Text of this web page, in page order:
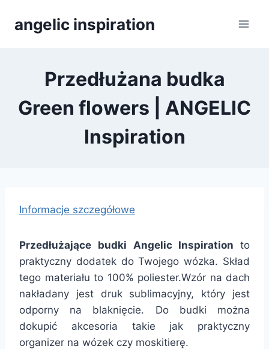
angelic inspiration
Przedłużana budka
Green flowers | ANGELIC
Inspiration
Informacje szczegółowe
Przedłużające budki Angelic Inspiration to
praktyczny dodatek do Twojego wózka. Skład
tego materiału to 100% poliester.Wzór na dach
nakładany jest druk sublimacyjny, który jest
odporny na blaknięcie. Do budki można
dokupić akcesoria takie jak praktyczny
organizer na wózek czy moskitierę.